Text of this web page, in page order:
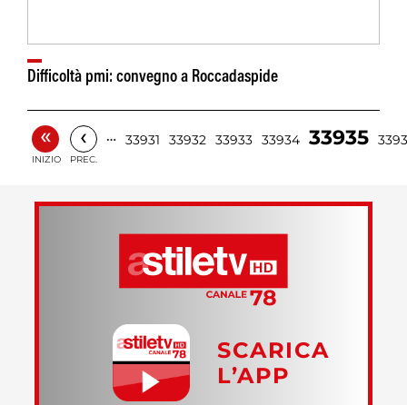
Difficoltà pmi: convegno a Roccadaspide
«
INIZIO
‹
PREC.
… 33931 33932 33933 33934 33935
SCARICA
L’APP